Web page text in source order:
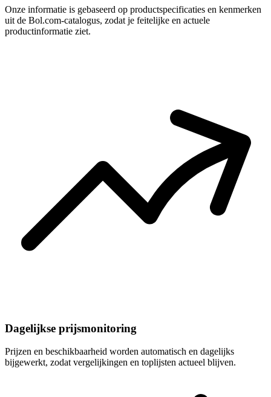
Onze informatie is gebaseerd op productspecificaties en kenmerken
uit de Bol.com-catalogus, zodat je feitelijke en actuele
productinformatie ziet.
Dagelijkse prijsmonitoring
Prijzen en beschikbaarheid worden automatisch en dagelijks
bijgewerkt, zodat vergelijkingen en toplijsten actueel blijven.